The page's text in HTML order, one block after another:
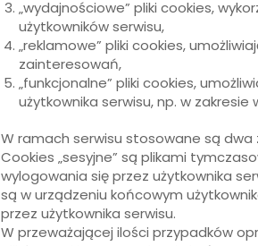
„wydajnościowe” pliki cookies,
użytkowników serwisu,
„reklamowe” pliki cookies,
zainteresowań,
„funkcjonalne” pliki cookies,
użytkownika serwisu, np. w zakresie
W ramach serwisu stosowane są dwa
Cookies „sesyjne” są plikami
wylogowania się przez użytkownika
są w urządzeniu końcowym
przez użytkownika serwisu.
W przeważającej ilości przypadków